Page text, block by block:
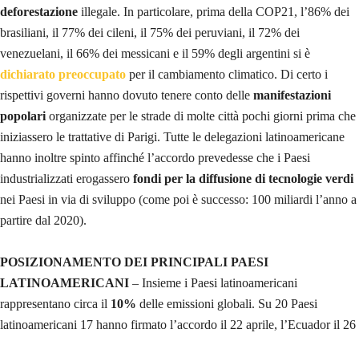
deforestazione illegale. In particolare, prima della COP21, l’86% dei
brasiliani, il 77% dei cileni, il 75% dei peruviani, il 72% dei
venezuelani, il 66% dei messicani e il 59% degli argentini si è
dichiarato preoccupato per il cambiamento climatico. Di certo i
rispettivi governi hanno dovuto tenere conto delle manifestazioni
popolari organizzate per le strade di molte città pochi giorni prima che
iniziassero le trattative di Parigi. Tutte le delegazioni latinoamericane
hanno inoltre spinto affinché l’accordo prevedesse che i Paesi
industrializzati erogassero fondi per la diffusione di tecnologie verdi
nei Paesi in via di sviluppo (come poi è successo: 100 miliardi l’anno a
partire dal 2020).
POSIZIONAMENTO DEI PRINCIPALI PAESI
LATINOAMERICANI – Insieme i Paesi latinoamericani
rappresentano circa il 10% delle emissioni globali. Su 20 Paesi
latinoamericani 17 hanno firmato l’accordo il 22 aprile, l’Ecuador il 26